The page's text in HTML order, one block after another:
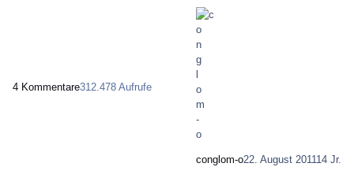
Trend und Swing long. Auf Marken verzichte ich diese Woche - und das
hat seinen guten Grund. Nächstes Wochenende bekomme ich Besuch
aus England und werde deshalb keine Zeit haben, zu schreiben . Im
September bin ich dann viel unterwegs (u.a. für Messevorträge in Berlin
4 Kommentare312.478 Aufrufe
conglom-o22. August 201114 Jr.